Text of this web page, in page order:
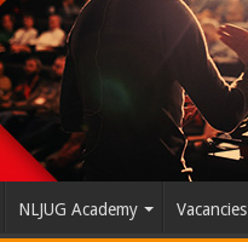
NLJUG Academy Vacancies